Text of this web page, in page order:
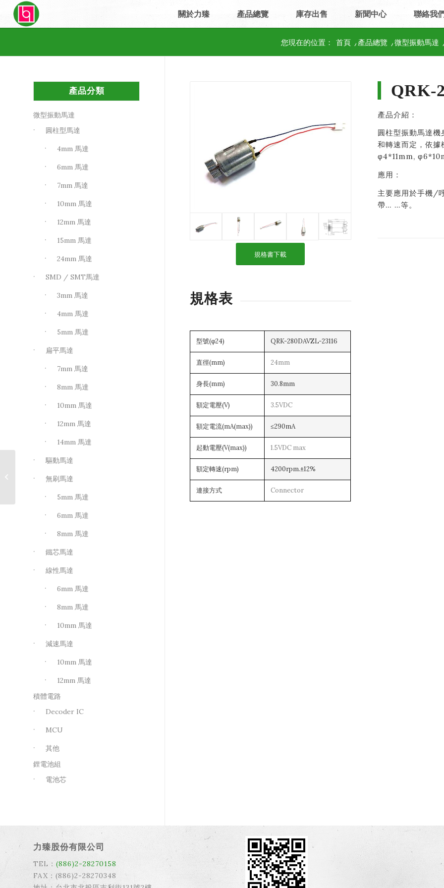
關於力臻 產品總覽 庫存出售 新聞中心 聯絡我
您現在的位置： 首頁 /產品總覽 /微型振動馬達
規格書下載
規格表
型號(φ24) QRK-280DAVZL-23116
直徑(mm) 24mm
身長(mm) 30.8mm
額定電壓(V) 3.5VDC
額定電流(mA(max)) ≤290mA
起動電壓(V(max)) 1.5VDC max
額定轉速(rpm) 4200rpm.±12%
連接方式 Connector
QRK-
產品介紹：
圓柱型振動馬達
和轉速而定，依
φ4*11mm,
應用：
主要應用於手機/
帶… …等。
產品分類
微型振動馬達
圓柱型馬達
4mm 馬達
6mm 馬達
7mm 馬達
10mm 馬達
12mm 馬達
15mm 馬達
24mm 馬達
SMD / SMT馬達
3mm 馬達
4mm 馬達
5mm 馬達
扁平馬達
7mm 馬達
8mm 馬達
10mm 馬達
12mm 馬達
14mm 馬達
驅動馬達
無刷馬達
5mm 馬達
6mm 馬達
8mm 馬達
鐵芯馬達
線性馬達
6mm 馬達
8mm 馬達
10mm 馬達
減速馬達
10mm 馬達
12mm 馬達
積體電路
Decoder IC
MCU
其他
鋰電池組
電池芯
力臻股份有限公司
TEL： (886)2-28270158
FAX：(886)2-28270348
RF-545